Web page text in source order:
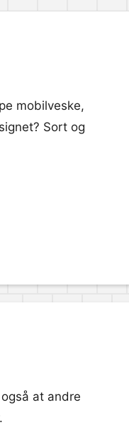
mobilveske,
Sort og
at andre